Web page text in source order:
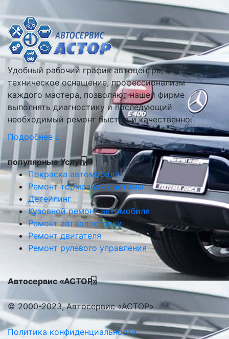
Удобный рабочий график автоцентра, его отличное
техническое оснащение, профессионализм
каждого мастера, позволяют нашей фирме
выполнять диагностику и последующий
необходимый ремонт быстро и качественно.
Подробнее
популярные Услуги
Покраска автомобиля
Ремонт тормозной системы
Детейлинг
Кузовной ремонт автомобиля
Ремонт автоэлектрики
Ремонт двигателя
Ремонт рулевого управления
Автосервис «АСТОР»
© 2000-2023, Автосервис «АСТОР»
Политика конфиденциальности